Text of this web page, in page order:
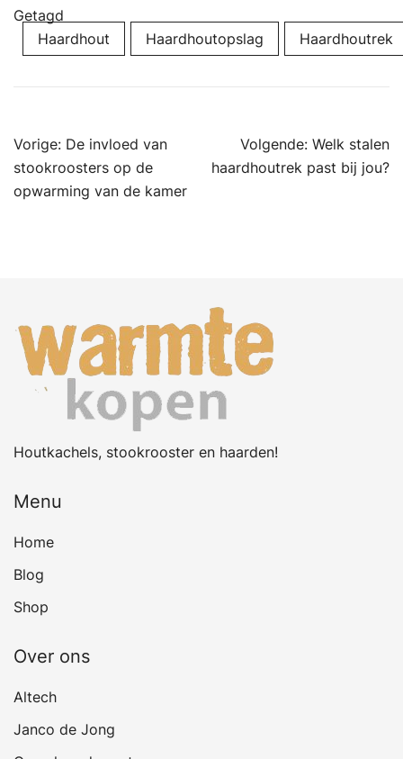
Getagd
Haardhout
Haardhoutopslag Haardhoutrek
Bericht
navigatie
Vorige: De invloed van
stookroosters op de
opwarming van de kamer
Volgende: Welk stalen
haardhoutrek past bij jou?
Houtkachels, stookrooster en haarden!
Menu
Home
Blog
Shop
Over ons
Altech
Janco de Jong